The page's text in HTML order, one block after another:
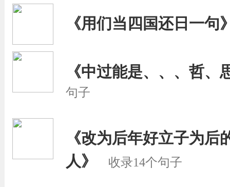
《用们当四国还日一句
《中过能是、、、哲、
句子
《改为后年好立子为后
人》
收录14个句子